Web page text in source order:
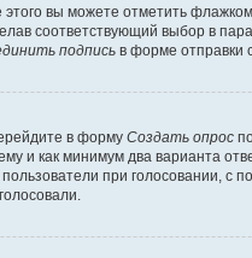
вы можете отметить
соответствующий выбор в
подпись в форме отправки
в форму Создать опрос
и как минимум два варианта
при голосовании,